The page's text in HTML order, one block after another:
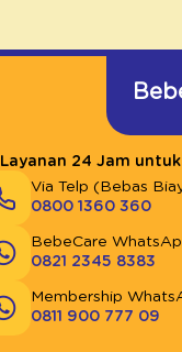
Layanan 24 Jam untuk
Via Telp (Bebas
0800 1360 360
BebeCare
0821 2345 8383
Membership
0811 900 777 09